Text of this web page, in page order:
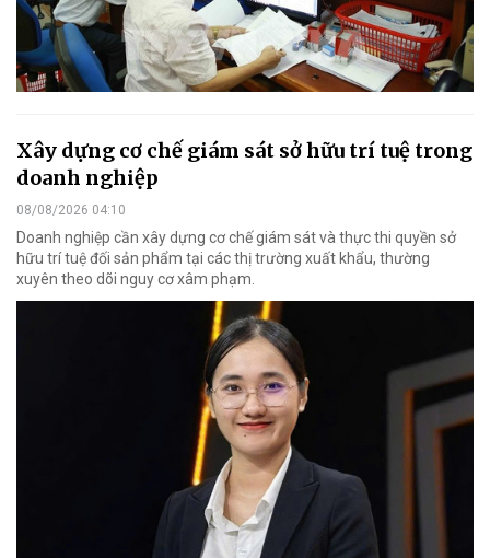
Xây dựng cơ chế giám sát sở hữu trí tuệ trong
doanh nghiệp
08/08/2026 04:10
Doanh nghiệp cần xây dựng cơ chế giám sát và thực thi quyền sở
hữu trí tuệ đối sản phẩm tại các thị trường xuất khẩu, thường
xuyên theo dõi nguy cơ xâm phạm.